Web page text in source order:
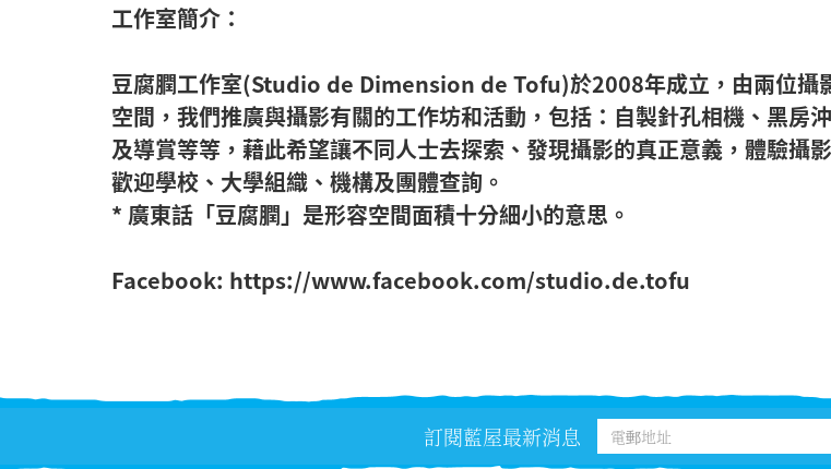
工作室簡介：
豆腐膶工作室(Studio de Dimension de Tofu)於2008年成立，由兩位攝
空間，我們推廣與攝影有關的工作坊和活動，包括：自製針孔相機、黑房
及導賞等等，藉此希望讓不同人士去探索、發現攝影的真正意義，體驗攝
歡迎學校、大學組織、機構及團體查詢。
* 廣東話「豆腐膶」是形容空間面積十分細小的意思。
Facebook: https://www.facebook.com/studio.de.tofu
訂閱藍屋最新消息